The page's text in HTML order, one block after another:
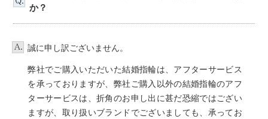
か？
誠に申し訳ございません。
弊社でご購入いただいた結婚指輪は、アフターサービス
を承っておりますが、弊社ご購入以外の結婚指輪のアフ
ターサービスは、折角のお申し出に甚だ恐縮ではござい
ますが、取り扱いブランドでございましても、承ってお